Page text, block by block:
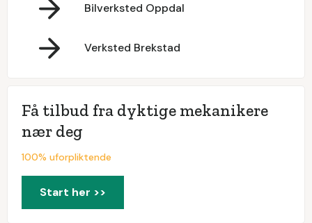
Bilverksted Oppdal
Verksted Brekstad
Få tilbud fra dyktige mekanikere
nær deg
100% uforpliktende
Start her >>